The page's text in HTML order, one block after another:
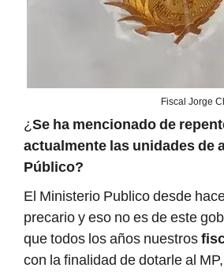
Fiscal Jorge
¿Se ha mencionado de
actualmente las unidades de
Público?
El Ministerio Publico desde
precario y eso no es de este
que todos los años nuestros
con la finalidad de dotarle al